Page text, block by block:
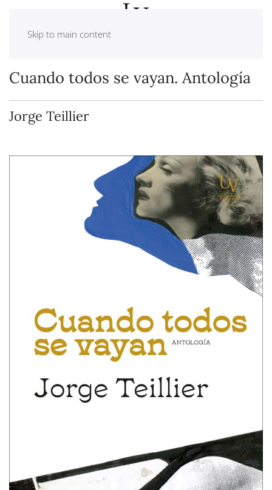
Skip to main content
Cuando todos se vayan. Antología
Jorge Teillier